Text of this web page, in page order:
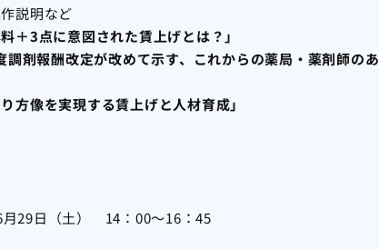
説明など
＋3点に意図された賃上げとは？」
剤報酬改定が改めて示す、これからの薬局・薬剤師のあ
方像を実現する賃上げと人材育成」
月29日（土） 14：00～16：45